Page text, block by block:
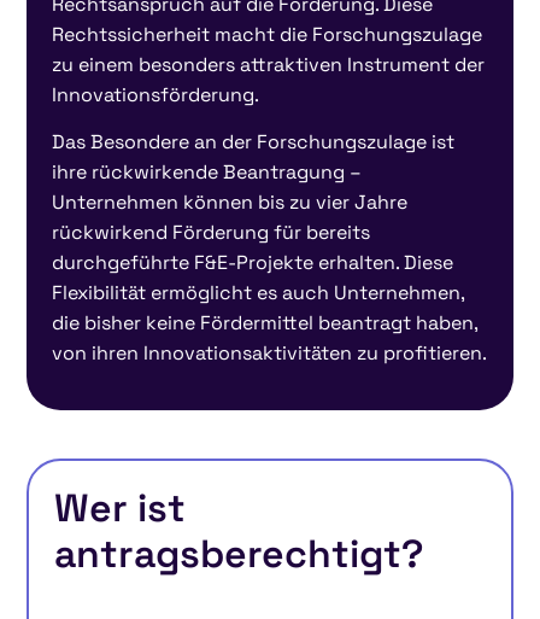
Rechtssicherheit macht die Forschungszulage
zu einem besonders attraktiven Instrument der
Innovationsförderung.
Das Besondere an der Forschungszulage ist
ihre rückwirkende Beantragung –
Unternehmen können bis zu vier Jahre
rückwirkend Förderung für bereits
durchgeführte F&E-Projekte erhalten. Diese
Flexibilität ermöglicht es auch Unternehmen,
die bisher keine Fördermittel beantragt haben,
von ihren Innovationsaktivitäten zu profitieren.
Wer ist
antragsberechtigt?